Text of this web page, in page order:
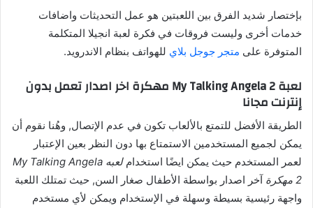
بإختصار شديد الفرق بين اللعبتين هو عمل التحديثات واضافات
خدمات أخرى وليست فروقات في فكرة لعبة انجيلا المتكلمة
المتوفرة على متجر جوجل بلاي للهواتف بنظام الاندرويد.
لعبة My Talking Angela 2 مهكرة اخر اصدار تعمل بدون
إنترنت مجانا
الطريقة الأفضل للتمتع بالألعاب تكون في عدم الإتصال, وهُنا نقوم أن
يمكن لجميع المستخدمين الاستمتاع بها دون النظر بعين الإعتبار
لعمر المستخدم حيث يمكن ايضًا استخدام
لعبه My Talking Angela
2 مهكرة
آخر اصدار بواسطة الأطفال صغار السن, حيث تمتلك اللعبة
واجهة رئيسية بسيطة وسهلة في الإستخدام ويمكن لأي مستخدم